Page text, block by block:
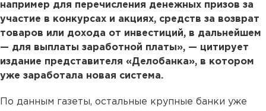
например для перечисления денежных призов за
участие в конкурсах и акциях, средств за возврат
товаров или дохода от инвестиций, в дальнейшем
— для выплаты заработной платы», — цитирует
издание представителя «Делобанка», в котором
уже заработала новая система.
По данным газеты, остальные крупные банки уже